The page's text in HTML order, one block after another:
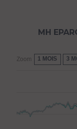
Zoom 1 MOIS 3
MH